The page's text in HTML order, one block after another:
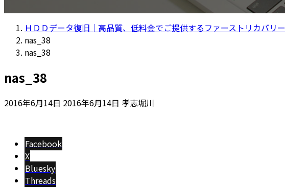
ＨＤＤデータ復旧｜高品質、低料金でご提供するファーストリカバリー
nas_38
nas_38
nas_38
2016年6月14日 最
2016年6月14日 孝志堀川
Facebook
X
Bluesky
Threads